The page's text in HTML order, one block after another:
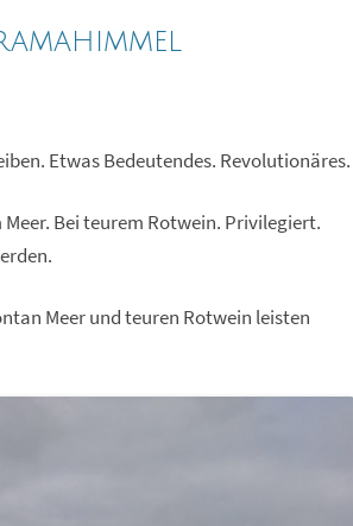
Etwas Bedeutendes. Revolutionäres.
Bei teurem Rotwein. Privilegiert.
Meer und teuren Rotwein leisten